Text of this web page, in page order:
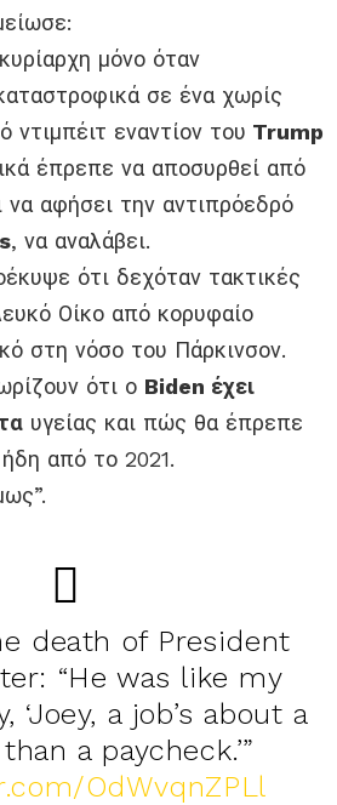
μόνο όταν
σε ένα χωρίς
ντιμπέιτ εναντίον του Trump
έπρεπε να αποσυρθεί από
να αφήσει την αντιπρόεδρό
, να αναλάβει.
ότι δεχόταν τακτικές
Οίκο από κορυφαίο
στη νόσο του Πάρκινσον.
ότι ο Biden έχει
υγείας και πώς θα έπρεπε
από το 2021.
death of President
“He was like my
‘Joey, a job’s about a
a paycheck.’”
OdWvqnZPLl